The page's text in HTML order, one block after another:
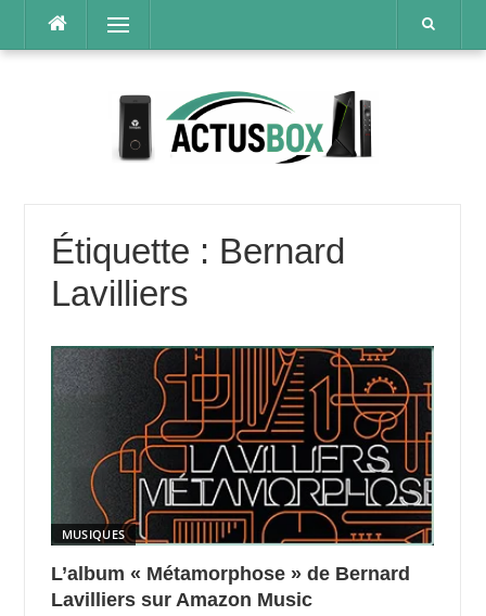
contenu
Menu
Étiquette : Bernard
Lavilliers
MUSIQUES
L’album « Métamorphose » de Bernard
Lavilliers sur Amazon Music